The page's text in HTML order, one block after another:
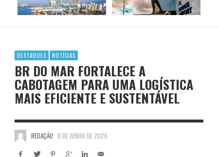
DESTAQUES NOTÍCIAS
BR DO MAR FORTALECE A
CABOTAGEM PARA UMA LOGÍSTICA
MAIS EFICIENTE E SUSTENTÁVEL
REDAÇÃO 8 DE JUNHO DE 2026